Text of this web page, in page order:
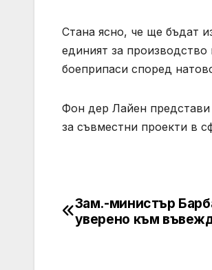
Стана ясно, че ще бъдат
единият за
боеприпаси според
Фон дер Лайен представи
за съвместни проекти в
Post
Зам.-министър
уверено към